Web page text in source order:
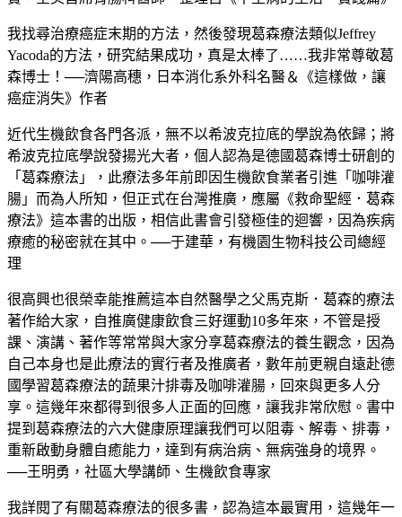
我找尋治療癌症末期的方法，然後發現葛森療法類似Jeffrey
Yacoda的方法，研究結果成功，真是太棒了……我非常尊敬葛
森博士！──濟陽高穗，日本消化系外科名醫＆《這樣做，讓
癌症消失》作者
近代生機飲食各門各派，無不以希波克拉底的學說為依歸；將
希波克拉底學說發揚光大者，個人認為是德國葛森博士研創的
「葛森療法」，此療法多年前即因生機飲食業者引進「咖啡灌
腸」而為人所知，但正式在台灣推廣，應屬《救命聖經．葛森
療法》這本書的出版，相信此書會引發極佳的迴響，因為疾病
療癒的秘密就在其中。──于建華，有機園生物科技公司總經
理
很高興也很榮幸能推薦這本自然醫學之父馬克斯．葛森的療法
著作給大家，自推廣健康飲食三好運動10多年來，不管是授
課、演講、著作等常常與大家分享葛森療法的養生觀念，因為
自己本身也是此療法的實行者及推廣者，數年前更親自遠赴德
國學習葛森療法的蔬果汁排毒及咖啡灌腸，回來與更多人分
享。這幾年來都得到很多人正面的回應，讓我非常欣慰。書中
提到葛森療法的六大健康原理讓我們可以阻毒、解毒、排毒，
重新啟動身體自癒能力，達到有病治病、無病強身的境界。
──王明勇，社區大學講師、生機飲食專家
我詳閱了有關葛森療法的很多書，認為這本最實用，這幾年一